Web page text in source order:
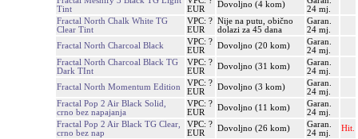
Tint
EUR
Dovoljno (4 kom)
24 mj.
Fractal North Chalk White TG
Clear Tint
VPC: ?
EUR
Nije na putu, obično
dolazi za 45 dana
Garan.
24 mj.
Fractal North Charcoal Black
VPC: ?
EUR
Dovoljno (20 kom)
Garan.
24 mj.
Fractal North Charcoal Black TG
Dark TInt
VPC: ?
EUR
Dovoljno (31 kom)
Garan.
24 mj.
Fractal North Momentum Edition
VPC: ?
EUR
Dovoljno (3 kom)
Garan.
24 mj.
Fractal Pop 2 Air Black Solid,
crno bez napajanja
VPC: ?
EUR
Dovoljno (11 kom)
Garan.
24 mj.
Fractal Pop 2 Air Black TG Clear,
crno bez nap
VPC: ?
EUR
Dovoljno (26 kom)
Garan.
24 mj.
Hit.